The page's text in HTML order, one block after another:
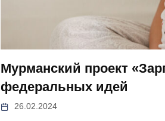
Мурманский проект
федеральных идей
26.02.2024